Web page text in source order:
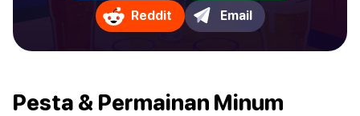
Reddit Email
Pesta & Permainan Minum